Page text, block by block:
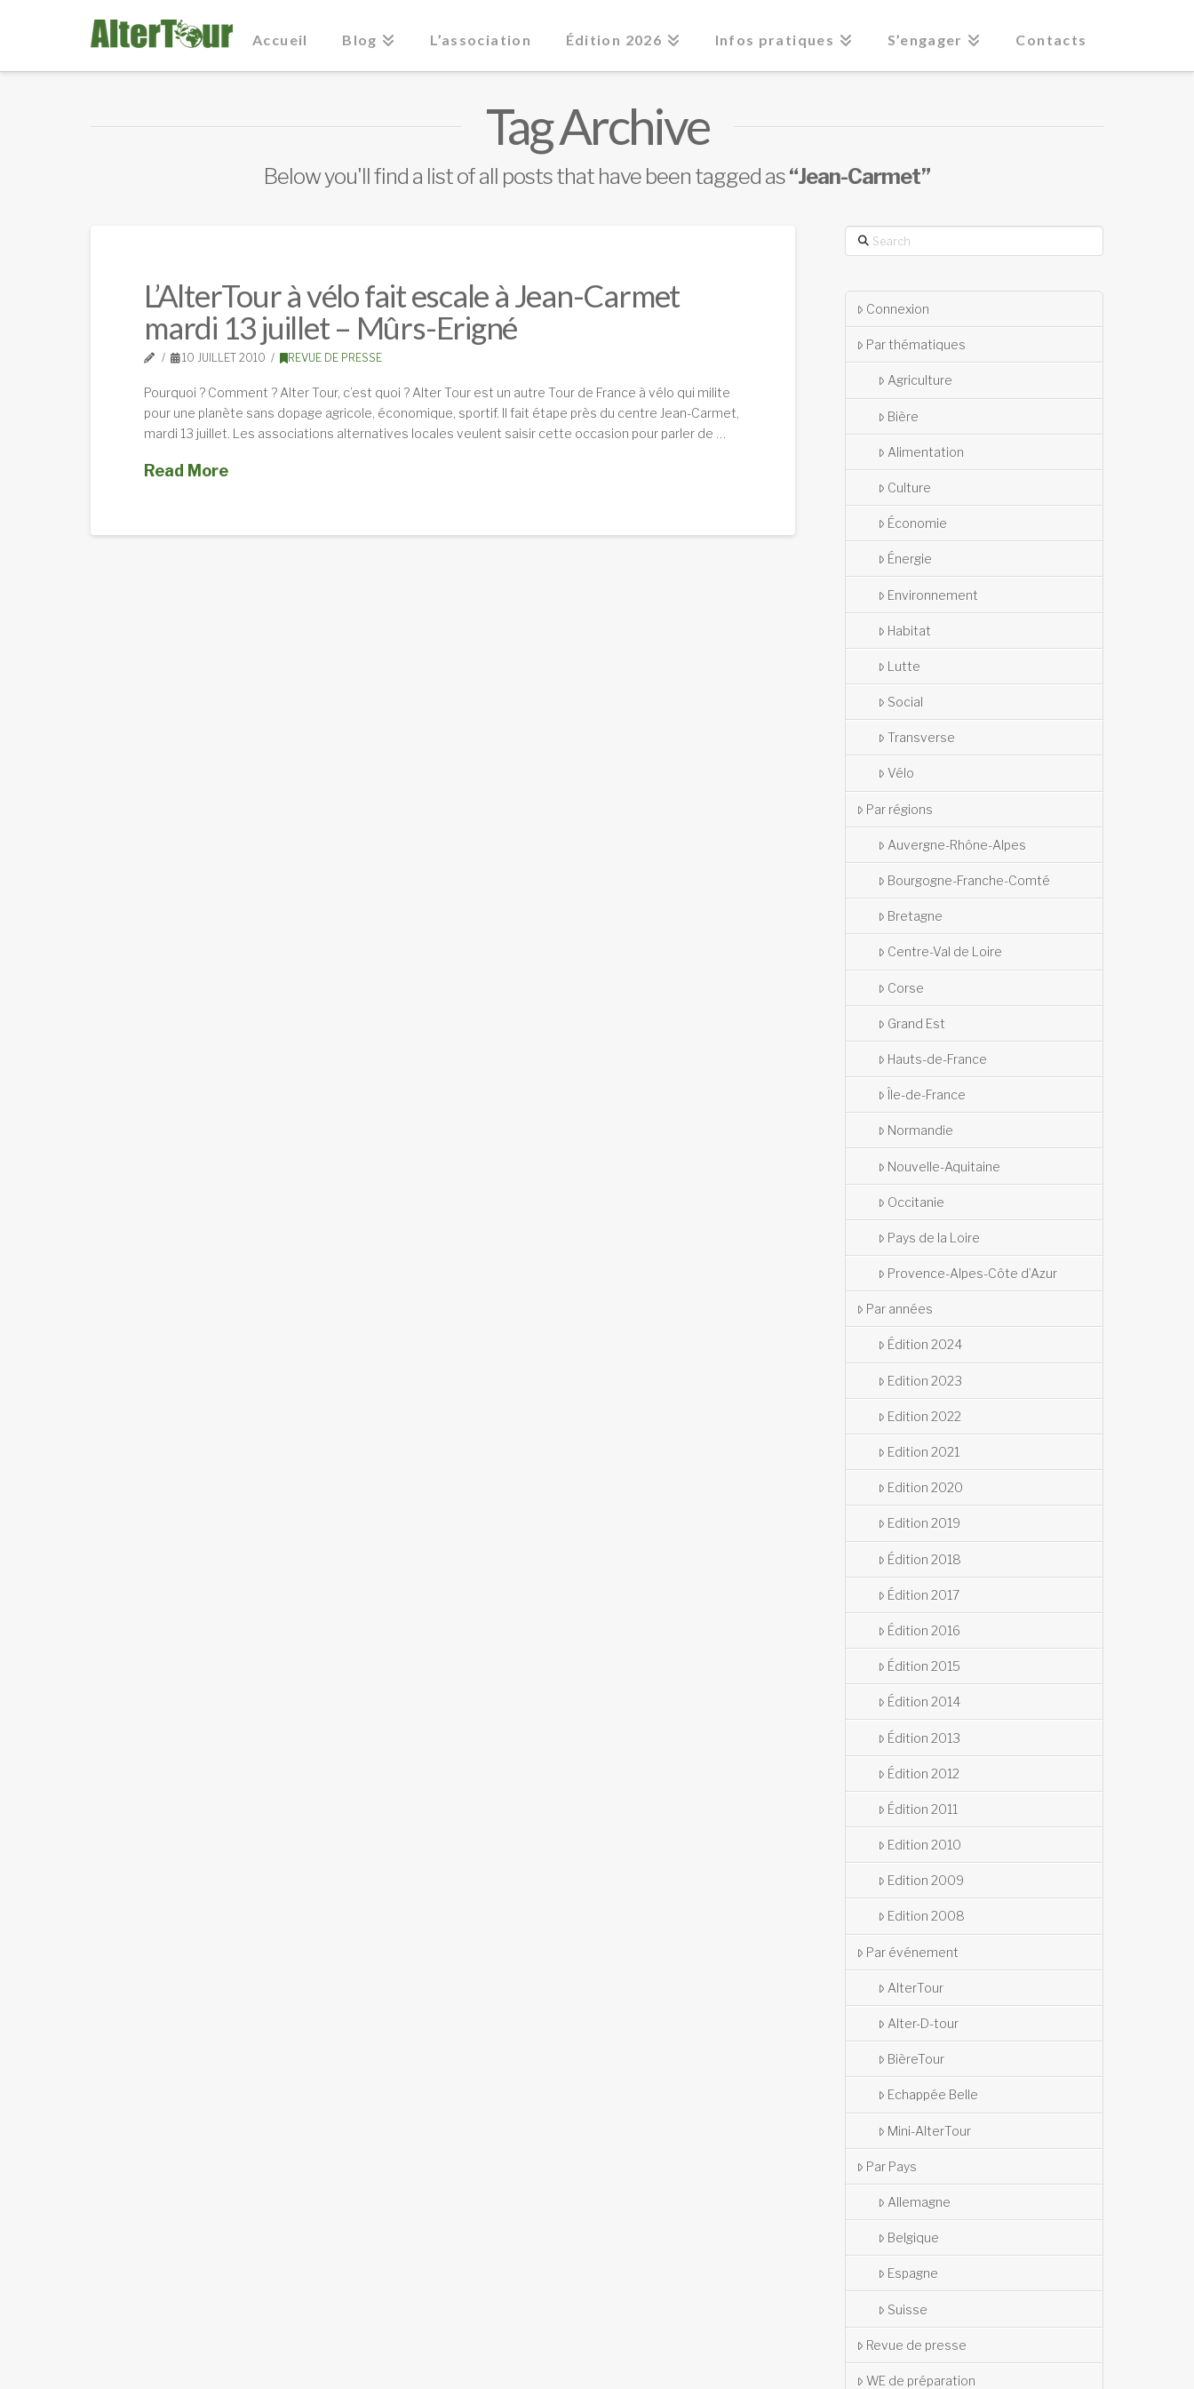
Accueil Blog L’association Édition 2026 Infos pratiques S’engager Contacts
Tag Archive
Below you'll find a list of all posts that have been tagged as“Jean-Carmet”
L’AlterTour à vélo fait escale à Jean-Carmet
mardi 13 juillet – Mûrs-Erigné
10 JUILLET 2010 REVUE DE PRESSE
Pourquoi ? Comment ? Alter Tour, c’est quoi ? Alter Tour est un autre Tour de France à vélo qui milite
pour une planète sans dopage agricole, économique, sportif. Il fait étape près du centre Jean-Carmet,
mardi 13 juillet. Les associations alternatives locales veulent saisir cette occasion pour parler de …
Read More
Search
Connexion
Par thématiques
Agriculture
Bière
Alimentation
Culture
Économie
Énergie
Environnement
Habitat
Lutte
Social
Transverse
Vélo
Par régions
Auvergne-Rhône-Alpes
Bourgogne-Franche-Comté
Bretagne
Centre-Val de Loire
Corse
Grand Est
Hauts-de-France
Île-de-France
Normandie
Nouvelle-Aquitaine
Occitanie
Pays de la Loire
Provence-Alpes-Côte d’Azur
Par années
Édition 2024
Edition 2023
Edition 2022
Edition 2021
Edition 2020
Edition 2019
Édition 2018
Édition 2017
Édition 2016
Édition 2015
Édition 2014
Édition 2013
Édition 2012
Édition 2011
Edition 2010
Edition 2009
Edition 2008
Par événement
AlterTour
Alter-D-tour
BièreTour
Echappée Belle
Mini-AlterTour
Par Pays
Allemagne
Belgique
Espagne
Suisse
Revue de presse
WE de préparation